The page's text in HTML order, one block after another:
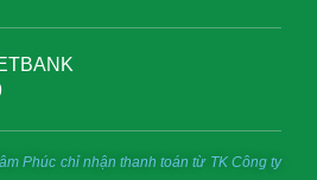
Phúc chỉ nhận thanh toán từ TK Công ty